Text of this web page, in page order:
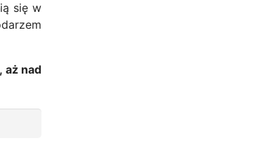
się w
aż nad